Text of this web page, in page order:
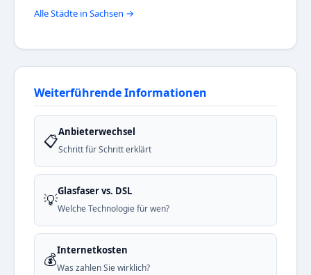
Alle Städte in Sachsen →
Weiterführende Informationen
📋Anbieterwechsel
Schritt für Schritt erklärt
💡Glasfaser vs. DSL
Welche Technologie für wen?
💰Internetkosten
Was zahlen Sie wirklich?